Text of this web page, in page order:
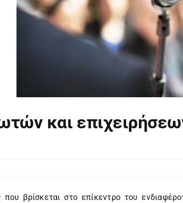
και
βρίσκεται στο επίκεντρο του